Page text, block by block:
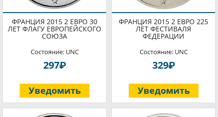
ФРАНЦИЯ 2015 2 ЕВРО 30
ЛЕТ ФЛАГУ ЕВРОПЕЙСКОГО
СОЮЗА
Состояние: UNC
297P
Уведомить
ФРАНЦИЯ 2015 2 ЕВРО 225
ЛЕТ ФЕСТИВАЛЯ
ФЕДЕРАЦИИ
Состояние: UNC
329P
Уведомить